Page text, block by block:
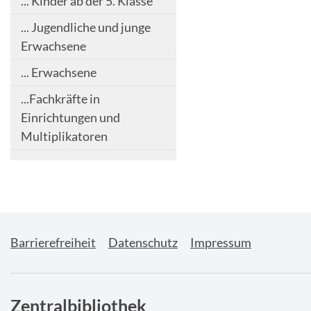
... Jugendliche und junge
Erwachsene
... Erwachsene
...Fachkräfte in
Einrichtungen und
Multiplikatoren
Barrierefreiheit Datenschutz Impressum
Zentralbibliothek